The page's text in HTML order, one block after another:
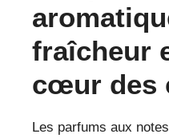
fraîcheur
cœur des
Les parfums aux